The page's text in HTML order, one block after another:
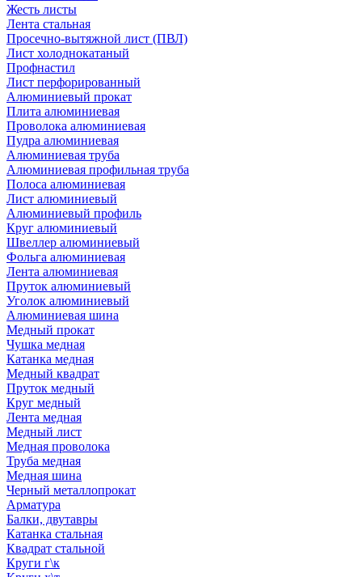
Жесть листы
Лента стальная
Просечно-вытяжной лист (ПВЛ)
Лист холоднокатаный
Профнастил
Лист перфорированный
Алюминиевый прокат
Плита алюминиевая
Проволока алюминиевая
Пудра алюминиевая
Алюминиевая труба
Алюминиевая профильная труба
Полоса алюминиевая
Лист алюминиевый
Алюминиевый профиль
Круг алюминиевый
Швеллер алюминиевый
Фольга алюминиевая
Лента алюминиевая
Пруток алюминиевый
Уголок алюминиевый
Алюминиевая шина
Медный прокат
Чушка медная
Катанка медная
Медный квадрат
Пруток медный
Круг медный
Лента медная
Медный лист
Медная проволока
Труба медная
Медная шина
Черный металлопрокат
Арматура
Балки, двутавры
Катанка стальная
Квадрат стальной
Круги г\к